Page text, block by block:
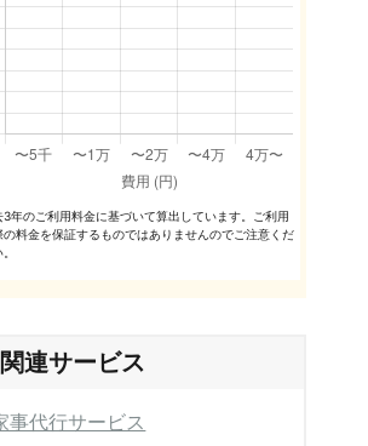
3年のご利⽤料⾦に基づいて算出しています。ご利⽤
の料⾦を保証するものではありませんのでご注意くだ
関連サービス
事代行サービス